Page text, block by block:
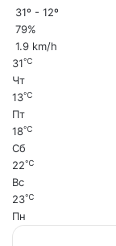
31º - 12º
79%
1.9 km/h
31℃
Чт
13℃
Пт
18℃
Сб
22℃
Вс
23℃
Пн